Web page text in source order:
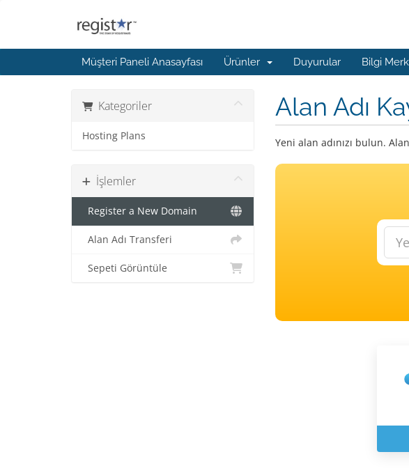
Müşteri Paneli Anasayfası Ürünler Duyurular Bilgi
Kategoriler
Hosting Plans
İşlemler
Register a New Domain
Alan Adı Transferi
Sepeti Görüntüle
Alan Adı
Yeni alan adınızı bulun.